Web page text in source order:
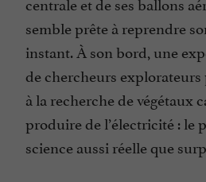
semble prête à reprendre
instant. À son bord, une
de chercheurs
à la recherche de végétaux
produire de l’électricité : le
science aussi réelle que